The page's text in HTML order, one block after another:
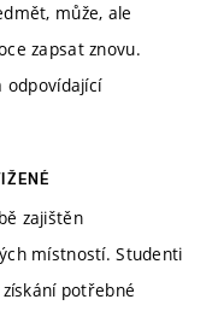
může, ale
zapsat znovu.
odpovídající
zajištěn
místností. Studenti
potřebné